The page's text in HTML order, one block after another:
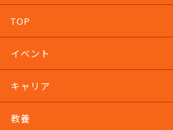
TOP
イベント
キャリア
教養